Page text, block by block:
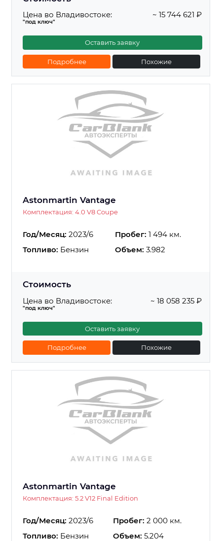
Цена во Владивостоке:
"под ключ"
~ 15 744 621 ₽
Оставить заявку
Подробнее Похожие
Astonmartin Vantage
Комплектация: 4.0 V8 Coupe
Год/Месяц: 2023/6 Пробег: 1 494 км.
Топливо: Бензин Объем: 3.982
Стоимость
Цена во Владивостоке:
"под ключ"
~ 18 058 235 ₽
Оставить заявку
Подробнее Похожие
Astonmartin Vantage
Комплектация: 5.2 V12 Final Edition
Год/Месяц: 2023/6 Пробег: 2 000 км.
Топливо: Бензин Объем: 5.204